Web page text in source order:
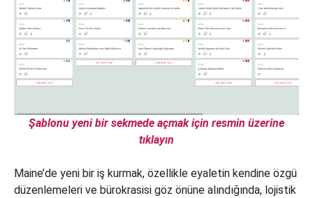
Şablonu yeni bir sekmede açmak için resmin üzerine
tıklayın
Maine’de yeni bir iş kurmak, özellikle eyaletin kendine özgü
düzenlemeleri ve bürokrasisi göz önüne alındığında, lojistik